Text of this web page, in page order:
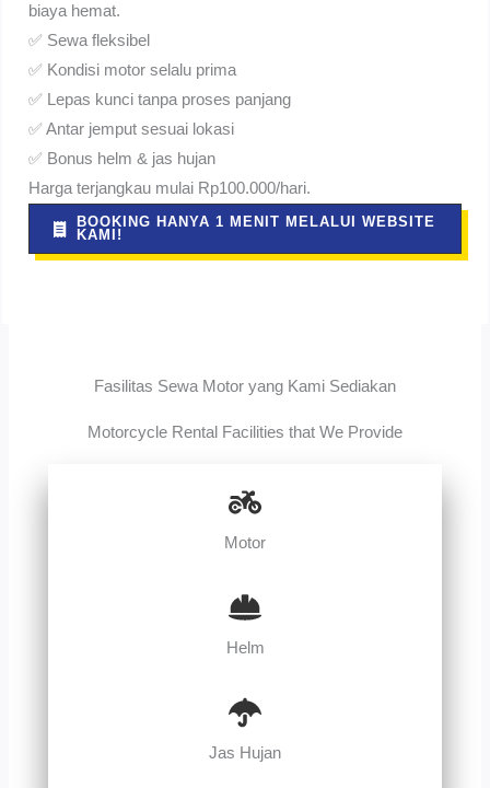
biaya hemat.
✅ Sewa fleksibel
✅ Kondisi motor selalu prima
✅ Lepas kunci tanpa proses panjang
✅ Antar jemput sesuai lokasi
✅ Bonus helm & jas hujan
Harga terjangkau mulai Rp100.000/hari.
BOOKING HANYA 1 MENIT MELALUI WEBSITE
KAMI!
Fasilitas Sewa Motor yang Kami Sediakan
Motorcycle Rental Facilities that We Provide
Motor
Helm
Jas Hujan